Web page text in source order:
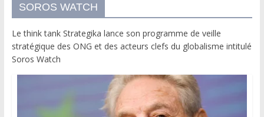
SOROS WATCH
Le think tank Strategika lance son programme de veille
stratégique des ONG et des acteurs clefs du globalisme intitulé
Soros Watch